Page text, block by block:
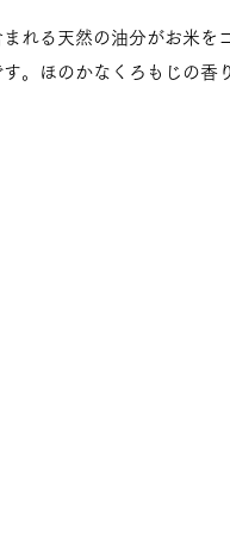
まれる天然の油分がお米
す。ほのかなくろもじの香